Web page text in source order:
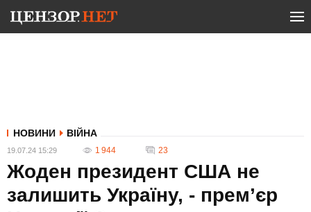
НОВИНИ ВІЙНА
19.07.24 15:29 1 944 23
Жоден президент США не
залишить Україну, - прем’єр